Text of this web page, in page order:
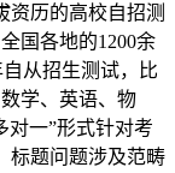
资历的高校自招测
国各地的1200余
从招生测试，比
学、英语、物
对一”形式针对考
标题问题涉及范畴